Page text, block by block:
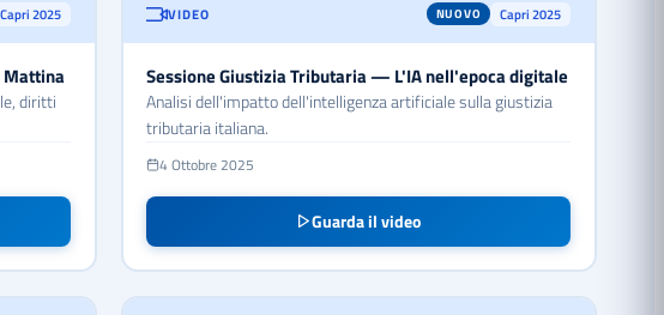
Capri 2025
diritti
VIDEO NUOVO Capri 2025
Sessione Giustizia Tributaria — L'IA nell'epoca digitale
Analisi dell'impatto dell'intelligenza artificiale sulla giustizia
tributaria italiana.
4 Ottobre 2025
Guarda il video